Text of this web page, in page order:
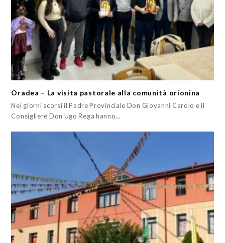
Oradea – La visita pastorale alla comunità orionina
Nei giorni scorsi il Padre Provinciale Don Giovanni Carolo e il
Consigliere Don Ugo Rega hanno…